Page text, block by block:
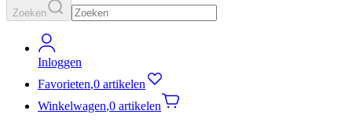
Zoeken
Inloggen
Favorieten,0 artikelen
Winkelwagen,0 artikelen